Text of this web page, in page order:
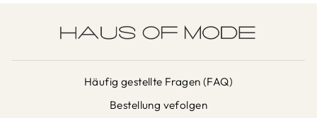
Häufig gestellte Fragen (FAQ)
Bestellung vefolgen